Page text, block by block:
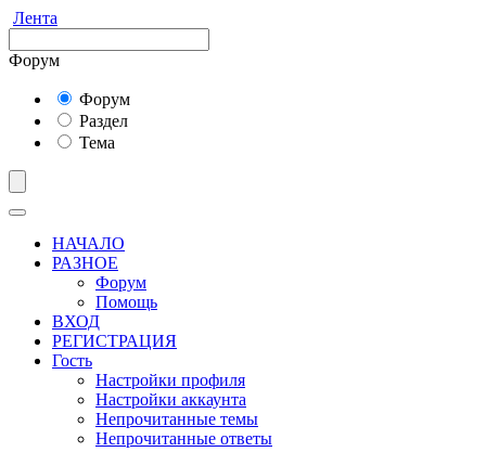
Лента
Форум
Форум
Раздел
Тема
НАЧАЛО
РАЗНОЕ
Форум
Помощь
ВХОД
РЕГИСТРАЦИЯ
Гость
Настройки профиля
Настройки аккаунта
Непрочитанные темы
Непрочитанные ответы